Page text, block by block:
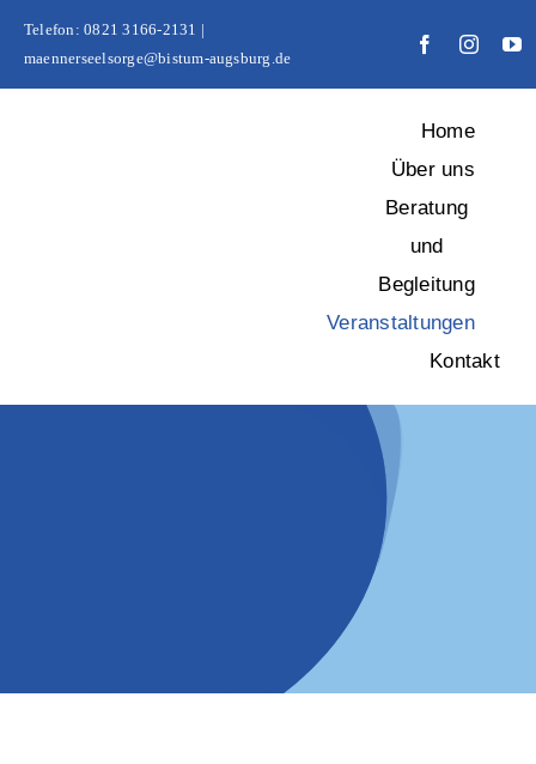
Inhalt
springen
Telefon: 0821 3166-2131 |
maennerseelsorge@bistum-augsburg.de
Home
Über uns
Beratung
und
Begleitung
Veranstaltungen
Kontakt